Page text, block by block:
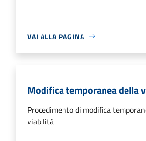
VAI ALLA PAGINA
Modifica temporanea della
Procedimento di modifica
viabilità